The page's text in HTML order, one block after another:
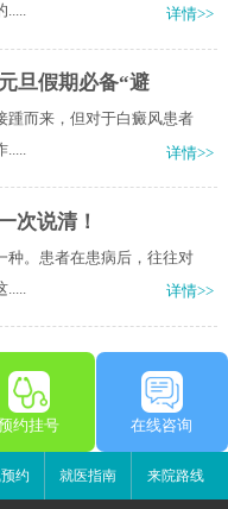
.....
详情>>
旦假期必备“避
踵而来，但对于白癜风患者
详情>>
次说清！
种。患者在患病后，往往对
详情>>
约挂号 在线咨询
约 就医指南 来院路线